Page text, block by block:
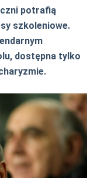
potrafią
szkoleniowe.
dostępna tylko